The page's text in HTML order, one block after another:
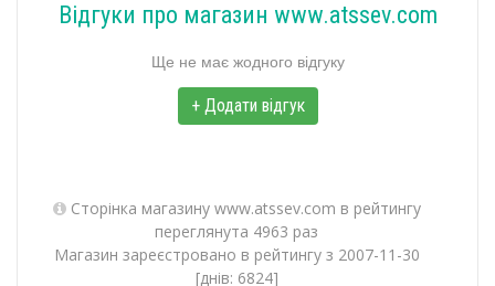
Відгуки про магазин www.atssev.com
Ще не має жодного відгуку
+ Додати відгук
Сторінка магазину www.atssev.com в рейтингу
переглянута 4963 раз
Магазин зареєстровано в рейтингу з 2007-11-30
[днів: 6824]